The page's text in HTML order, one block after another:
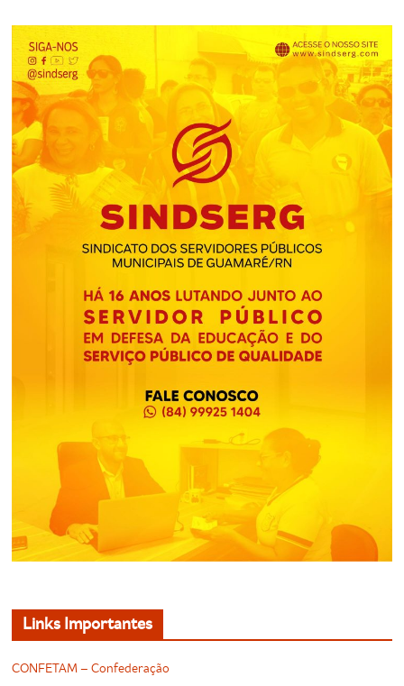
Links Importantes
CONFETAM – Confederação